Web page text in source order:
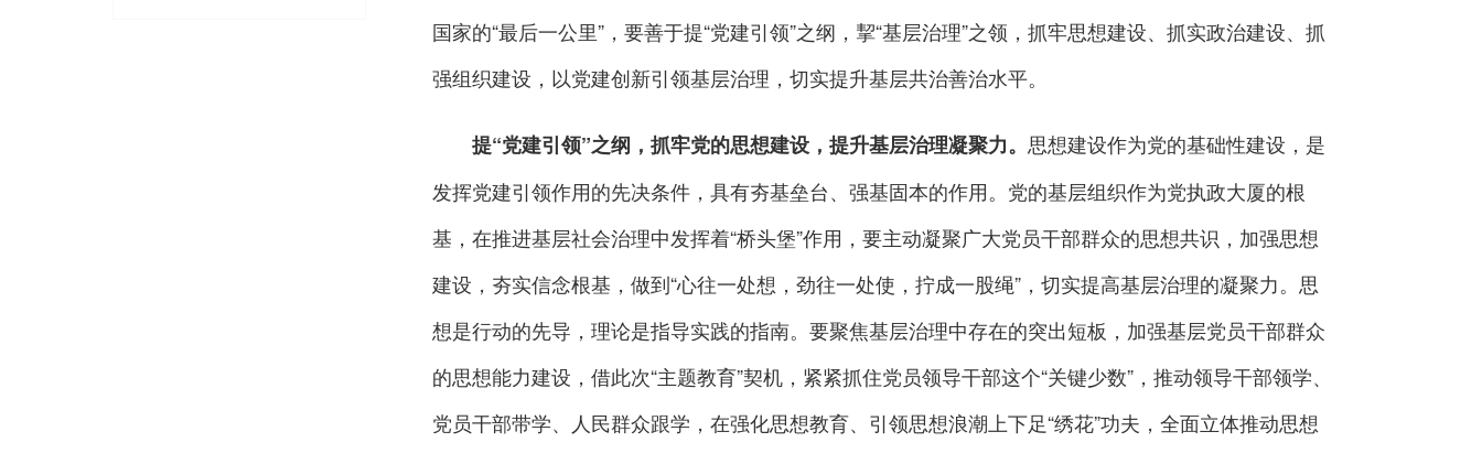
国家的“最后一公里”，要善于提“党建引领”之纲，挈“基层治理”之领，抓牢思想建设、抓实政治建设、抓
强组织建设，以党建创新引领基层治理，切实提升基层共治善治水平。
提“党建引领”之纲，抓牢党的思想建设，提升基层治理凝聚力。 思想建设作为党的基础性建设，是
发挥党建引领作用的先决条件，具有夯基垒台、强基固本的作用。党的基层组织作为党执政大厦的根
基，在推进基层社会治理中发挥着“桥头堡”作用，要主动凝聚广大党员干部群众的思想共识，加强思想
建设，夯实信念根基，做到“心往一处想，劲往一处使，拧成一股绳”，切实提高基层治理的凝聚力。思
想是行动的先导，理论是指导实践的指南。要聚焦基层治理中存在的突出短板，加强基层党员干部群众
的思想能力建设，借此次“主题教育”契机，紧紧抓住党员领导干部这个“关键少数”，推动领导干部领学、
党员干部带学、人民群众跟学，在强化思想教育、引领思想浪潮上下足“绣花”功夫，全面立体推动思想